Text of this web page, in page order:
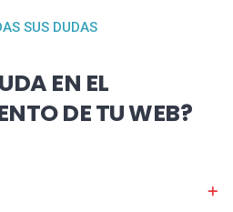
SUS DUDAS
EN EL
DE TU WEB?